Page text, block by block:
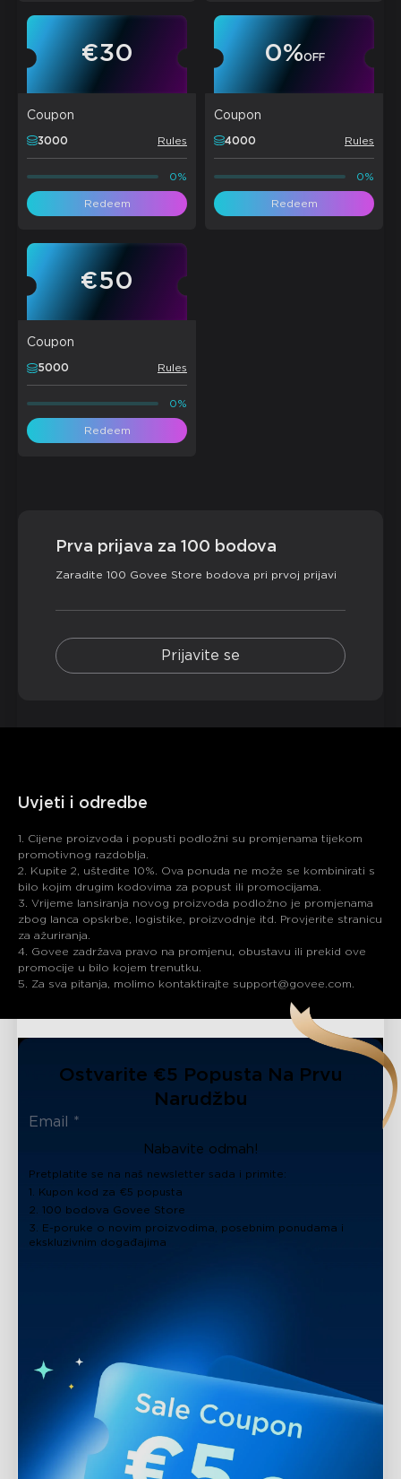
€30
Coupon
3000 Rules
0%
Redeem
0%OFF
Coupon
4000 Rules
0%
Redeem
€50
Coupon
5000 Rules
0%
Redeem
Prva prijava za 100 bodova
Zaradite 100 Govee Store bodova pri prvoj prijavi
Prijavite se
Uvjeti i odredbe
1. Cijene proizvoda i popusti podložni su promjenama tijekom
promotivnog razdoblja.
2. Kupite 2, uštedite 10%. Ova ponuda ne može se kombinirati s
bilo kojim drugim kodovima za popust ili promocijama.
3. Vrijeme lansiranja novog proizvoda podložno je promjenama
zbog lanca opskrbe, logistike, proizvodnje itd. Provjerite stranicu
za ažuriranja.
4. Govee zadržava pravo na promjenu, obustavu ili prekid ove
promocije u bilo kojem trenutku.
5. Za sva pitanja, molimo kontaktirajte support@govee.com.
Ostvarite €5 Popusta Na Prvu
Narudžbu
Nabavite odmah!
Pretplatite se na naš newsletter sada i primite:
1. Kupon kod za €5 popusta
2. 100 bodova Govee Store
3. E-poruke o novim proizvodima, posebnim ponudama i
ekskluzivnim događajima